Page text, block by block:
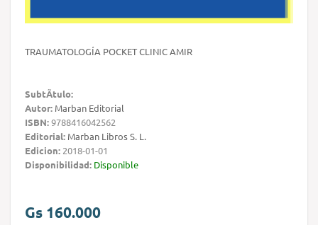
TRAUMATOLOGÍA POCKET CLINIC AMIR
SubtÃ­tulo:
Autor: Marban Editorial
ISBN:9788416042562
Editorial: Marban Libros S. L.
Edicion: 2018-01-01
Disponibilidad: Disponible
Gs 160.000